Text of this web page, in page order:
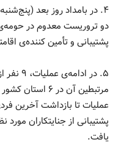
دو تروریست معدوم در
پشتیبانی و تأمین کننده‌ی
۵. در
مرتبطین آن در
عملیات تا بازداشت آخرین
پشتیبانی از جنایتکاران
یافت.